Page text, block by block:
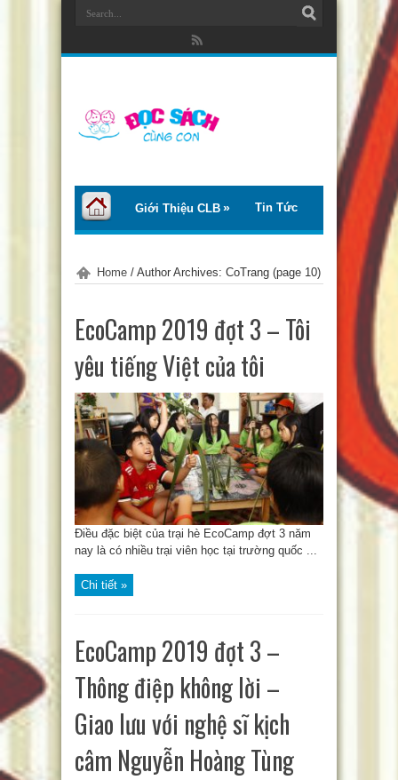
Giới Thiệu CLB Tin Tức
Chào Tiếng Việt
Trại Hè Thanh Thiếu Nhi EcoCamp
Home / Author Archives: CoTrang (page 10)
EcoCamp 2019 đợt 3 – Tôi
yêu tiếng Việt của tôi
Điều đặc biệt của trại hè EcoCamp đợt 3 năm
nay là có nhiều trại viên học tại trường quốc ...
Chi tiết »
EcoCamp 2019 đợt 3 –
Thông điệp không lời –
Giao lưu với nghệ sĩ kịch
câm Nguyễn Hoàng Tùng